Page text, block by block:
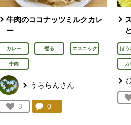
牛肉のココナッツミルクカレ
ー
カレー 煮る エスニック
牛肉
うららんさん
お気に入り登録：
3
人が登録
コメント：
0 件。コメントを見る。
ほう
カ